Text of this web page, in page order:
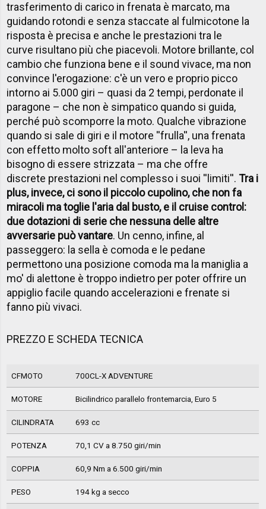
trasferimento di carico in frenata è marcato, ma
guidando rotondi e senza staccate al fulmicotone la
risposta è precisa e anche le prestazioni tra le
curve risultano più che piacevoli. Motore brillante, col
cambio che funziona bene e il sound vivace, ma non
convince l'erogazione: c'è un vero e proprio picco
intorno ai 5.000 giri – quasi da 2 tempi, perdonate il
paragone – che non è simpatico quando si guida,
perché può scomporre la moto. Qualche vibrazione
quando si sale di giri e il motore ''frulla'', una frenata
con effetto molto soft all'anteriore – la leva ha
bisogno di essere strizzata – ma che offre
discrete prestazioni nel complesso i suoi ''limiti''.Tra i
plus, invece, ci sono il piccolo cupolino, che non fa
miracoli ma toglie l'aria dal busto, e il cruise control:
due dotazioni di serie che nessuna delle altre
avversarie può vantare. Un cenno, infine, al
passeggero: la sella è comoda e le pedane
permettono una posizione comoda ma la maniglia a
mo' di alettone è troppo indietro per poter offrire un
appiglio facile quando accelerazioni e frenate si
fanno più vivaci.
PREZZO E SCHEDA TECNICA
CFMOTO 700CL-X ADVENTURE
MOTORE Bicilindrico parallelo frontemarcia, Euro 5
CILINDRATA 693 cc
POTENZA 70,1 CV a 8.750 giri/min
COPPIA 60,9 Nm a 6.500 giri/min
PESO 194 kg a secco